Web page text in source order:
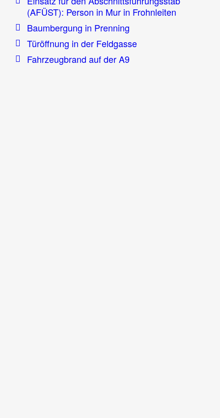
(AFÜST): Person in Mur in Frohnleiten
Baumbergung in Prenning
Türöffnung in der Feldgasse
Fahrzeugbrand auf der A9